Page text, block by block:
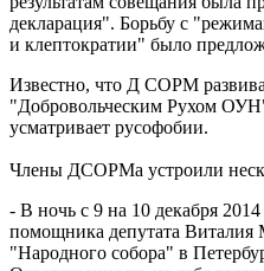
декларация". Борьбу с
и клептократии" было
Известно, что Д СОРМ
"Добровольческим Рухом
усматривает русофобии.
Члены ДСОРМа устроили
- В ночь с 9 на 10 декабря
помощника депутата Виталия
"Народного собора" в